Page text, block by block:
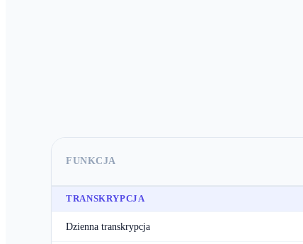
FUNKCJA
TRANSKRYPCJA
Dzienna transkrypcja